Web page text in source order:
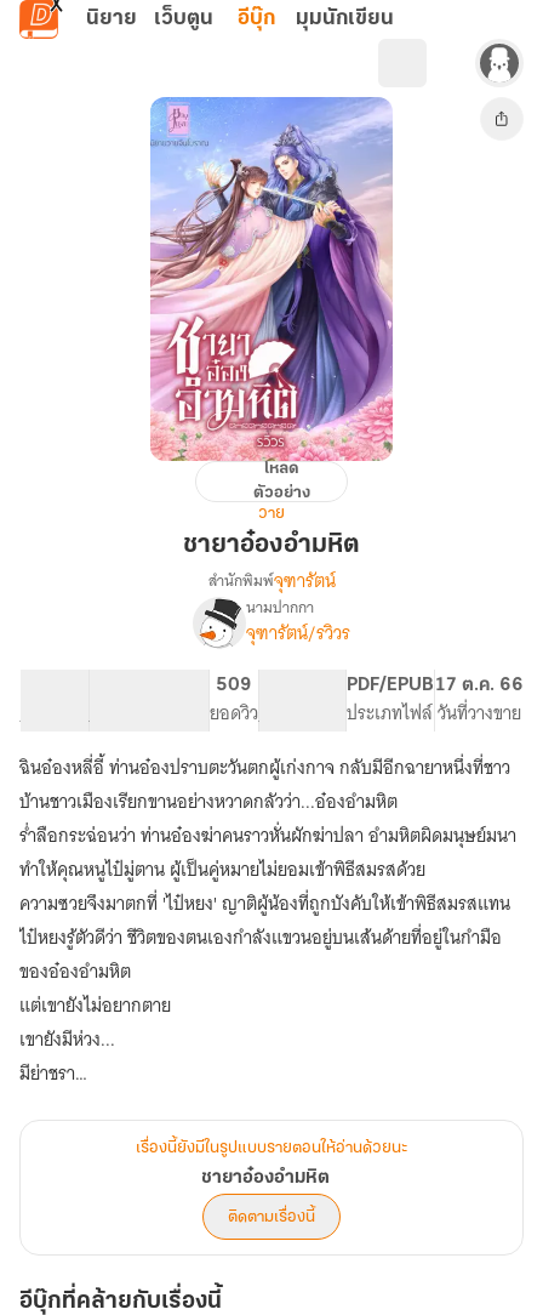
ข้ามไปยังเนื้อหาหลัก
นิยาย เว็บตูน อีบุ๊ก มุมนักเขียน
ชายา
อำมหิต
โหลด
ตัวอย่าง
วาย
ชายาอ๋องอำมหิต
เรื่อง
ชายา
สำนักพิมพ์จุฑารัตน์
นามปากกา
จุฑารัตน์/รวิวร
จำนวนคำ จำนวนหน้า (A5)
509
ยอดวิวระดับเนื้อหา
PDF/EPUB
ประเภทไฟล์
17 ต.ค. 66
วันที่วางขาย
ฉินอ๋องหลี่อี้ ท่านอ๋องปราบตะวันตกผู้เก่งกาจ กลับมีอีกฉายาหนึ่งที่ชาว
บ้านชาวเมืองเรียกขานอย่างหวาดกลัวว่า...อ๋องอำมหิต
ร่ำลือกระฉ่อนว่า ท่านอ๋องฆ่าคนราวหั่นผักฆ่าปลา อำมหิตผิดมนุษย์มนา
ทำให้คุณหนูไป๋มู่ตาน ผู้เป็นคู่หมายไม่ยอมเข้าพิธีสมรสด้วย
ความซวยจึงมาตกที่ 'ไป๋หยง' ญาติผู้น้องที่ถูกบังคับให้เข้าพิธีสมรสแทน
ไป๋หยงรู้ตัวดีว่า ชีวิตของตนเองกำลังแขวนอยู่บนเส้นด้ายที่อยู่ในกำมือ
ของอ๋องอำมหิต
แต่เขายังไม่อยากตาย
เขายังมีห่วง...
มีย่าชรา
เขาต้องรักษาตัวและหัวให้อยู่ครบ และไม่บุบสลายให้นานที่สุด เท่าที่จะ
เรื่องนี้ยังมีในรูปแบบรายตอนให้อ่านด้วยนะ
ชายาอ๋องอำมหิต
ติดตามเรื่องนี้
อีบุ๊กที่คล้ายกับเรื่องนี้